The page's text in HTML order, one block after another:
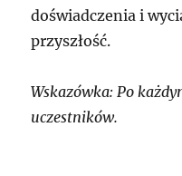
doświadczenia i
przyszłość.
Wskazówka: Po
uczestników.